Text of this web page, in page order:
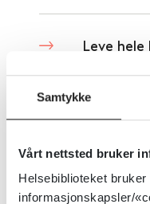
Samtykke
Vårt nettsted bruker
Helsebiblioteket
informasjonskapsler/
Leve
Lite